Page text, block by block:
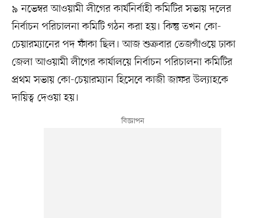
৯ নভেম্বর আওয়ামী লীগের কার্যনির্বাহী কমিটির সভায় দলের
নির্বাচন পরিচালনা কমিটি গঠন করা হয়। কিন্তু তখন কো-
চেয়ারম্যানের পদ ফাঁকা ছিল। আজ শুক্রবার তেজগাঁওয়ে ঢাকা
জেলা আওয়ামী লীগের কার্যালয়ে নির্বাচন পরিচালনা কমিটির
প্রথম সভায় কো-চেয়ারম্যান হিসেবে কাজী জাফর উল্যাহকে
দায়িত্ব দেওয়া হয়।